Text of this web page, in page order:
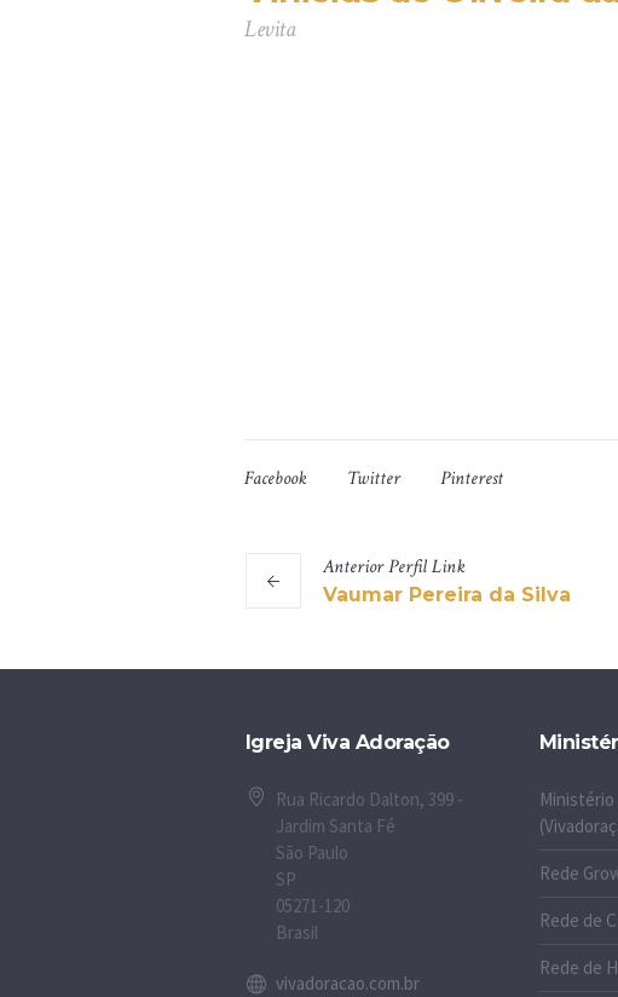
Levita
Facebook Twitter Pinterest
AnteriorPerfilLink
Vaumar Pereira da Silva
Igreja Viva Adoração
Rua Ricardo Dalton, 399 -
Jardim Santa Fé
São Paulo
SP
05271-120
Brasil
vivadoracao.com.br
Rede
Rede de
Rede de